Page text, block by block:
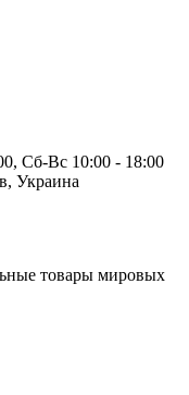
Сб-Вс 10:00 - 18:00
Украина
товары мировых